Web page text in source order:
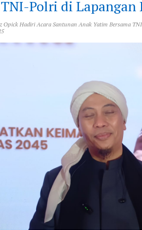
Polri di Lapangan
Opick Hadiri Acara Santunan Anak Yatim Bersama